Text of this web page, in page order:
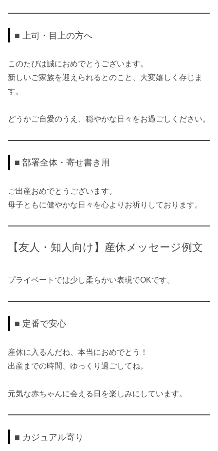
■ 上司・目上の方へ
このたびは誠におめでとうございます。
新しいご家族を迎えられるとのこと、大変嬉しく存じま
す。
どうかご自愛のうえ、穏やかな日々をお過ごしください。
■ 部署全体・寄せ書き用
ご出産おめでとうございます。
母子ともに健やかな日々を心よりお祈りしております。
【友人・知人向け】産休メッセージ例文
プライベートでは少し柔らかい表現でOKです。
■ 定番で安心
産休に入るんだね、本当におめでとう！
出産までの時間、ゆっくり過ごしてね。
元気な赤ちゃんに会える日を楽しみにしています。
■ カジュアル寄り